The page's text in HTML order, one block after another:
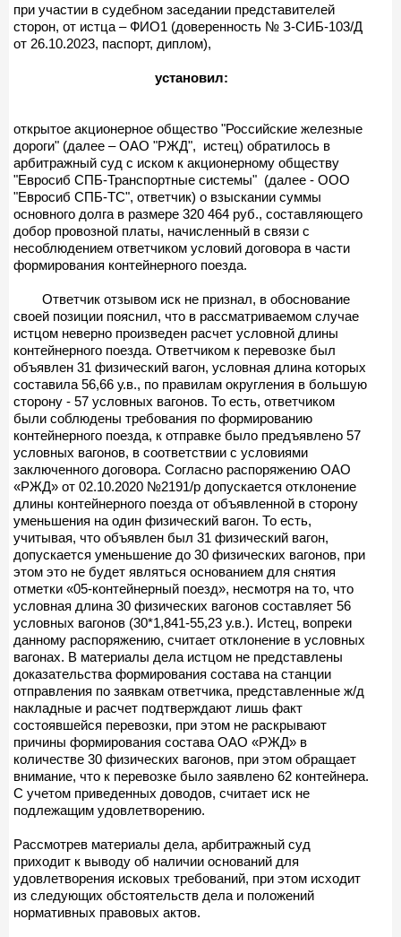
при участии в судебном заседании представителей
сторон, от истца – ФИО1 (доверенность № З-СИБ-103/Д
от 26.10.2023, паспорт, диплом),
установил:
открытое акционерное общество "Российские железные
дороги" (далее – ОАО "РЖД", истец) обратилось в
арбитражный суд с иском к акционерному обществу
"Евросиб СПБ-Транспортные системы" (далее - ООО
"Евросиб СПБ-ТС", ответчик) о взыскании суммы
основного долга в размере 320 464 руб., составляющего
добор провозной платы, начисленный в связи с
несоблюдением ответчиком условий договора в части
формирования контейнерного поезда.
Ответчик отзывом иск не признал, в обоснование
своей позиции пояснил, что в рассматриваемом случае
истцом неверно произведен расчет условной длины
контейнерного поезда. Ответчиком к перевозке был
объявлен 31 физический вагон, условная длина которых
составила 56,66 у.в., по правилам округления в большую
сторону - 57 условных вагонов. То есть, ответчиком
были соблюдены требования по формированию
контейнерного поезда, к отправке было предъявлено 57
условных вагонов, в соответствии с условиями
заключенного договора. Согласно распоряжению ОАО
«РЖД» от 02.10.2020 №2191/р допускается отклонение
длины контейнерного поезда от объявленной в сторону
уменьшения на один физический вагон. То есть,
учитывая, что объявлен был 31 физический вагон,
допускается уменьшение до 30 физических вагонов, при
этом это не будет являться основанием для снятия
отметки «05-контейнерный поезд», несмотря на то, что
условная длина 30 физических вагонов составляет 56
условных вагонов (30*1,841-55,23 у.в.). Истец, вопреки
данному распоряжению, считает отклонение в условных
вагонах. В материалы дела истцом не представлены
доказательства формирования состава на станции
отправления по заявкам ответчика, представленные ж/д
накладные и расчет подтверждают лишь факт
состоявшейся перевозки, при этом не раскрывают
причины формирования состава ОАО «РЖД» в
количестве 30 физических вагонов, при этом обращает
внимание, что к перевозке было заявлено 62 контейнера.
С учетом приведенных доводов, считает иск не
подлежащим удовлетворению.
Рассмотрев материалы дела, арбитражный суд
приходит к выводу об наличии оснований для
удовлетворения исковых требований, при этом исходит
из следующих обстоятельств дела и положений
нормативных правовых актов.